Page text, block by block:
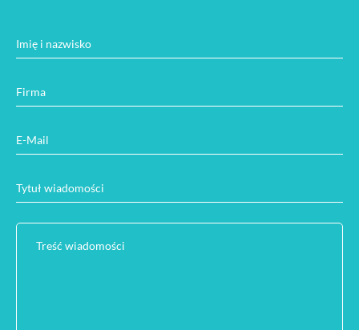
Imię i nazwisko
Firma
E-Mail
Tytuł wiadomości
Treść wiadomości